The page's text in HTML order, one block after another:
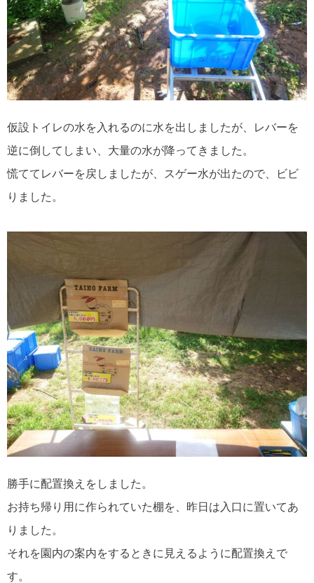
仮設トイレの水を入れるのに水を出しましたが、レバーを
逆に倒してしまい、大量の水が降ってきました。
慌ててレバーを戻しましたが、スゲー水が出たので、ビビ
りました。
勝手に配置換えをしました。
お持ち帰り用に作られていた棚を、昨日は入口に置いてあ
りました。
それを園内の案内をするときに見えるように配置換えで
す。